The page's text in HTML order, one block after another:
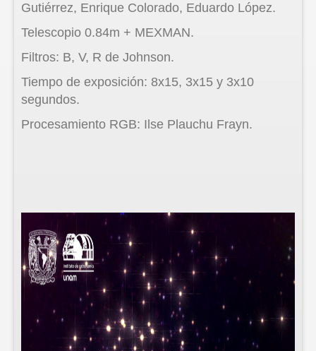
Gutiérrez, Enrique Colorado, Eduardo López.
Telescopio 0.84m + MEXMAN.
Filtros: B, V, R de Johnson.
Tiempo de exposición: 8x15, 3x15 y 3x10
segundos.
Procesamiento RGB: Ilse Plauchu Frayn.